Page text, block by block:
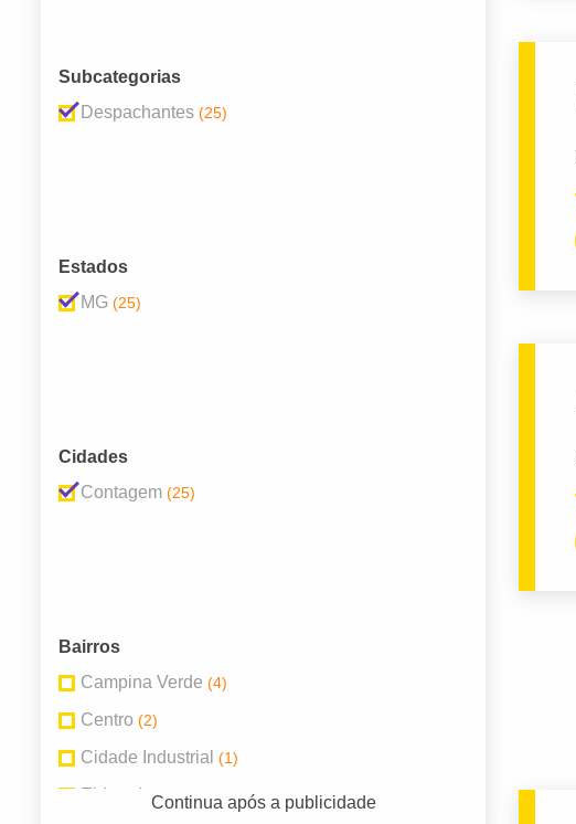
Subcategorias
Despachantes (25)
Estados
MG (25)
Cidades
Contagem (25)
Bairros
Campina Verde (4)
Centro (2)
Cidade Industrial (1)
Eldorado (1)
Continua após a publicidade